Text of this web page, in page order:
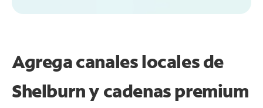
Agrega canales locales de
Shelburn y cadenas premium